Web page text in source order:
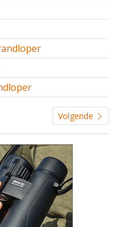
Volgende